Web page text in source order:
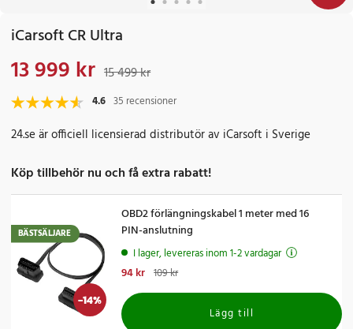
iCarsoft CR Ultra
Nuvarande pris:13 999 kr
13 999 kr 15 499 kr
4.6 35 recensioner
24.se är officiell licensierad distributör av iCarsoft i Sverige
Köp tillbehör nu och få extra rabatt!
BÄSTSÄLJARE
-14%
OBD2 förlängningskabel 1 meter med 16
PIN-anslutning
I lager, levereras inom 1-2 vardagar
Nuvarande pris
94 kr 109 kr
Lägg till